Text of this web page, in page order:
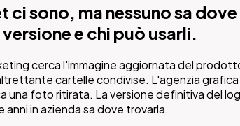
unico, intelligente e
autorizzati.
Pimcore, ogni risorsa digitale ha un posto
di approvazione definito. Chiunque trova
pubblica qualcosa che non dovrebbe.
ci sono, ma nessuno sa
e chi può usarli.
cerca l'immagine aggiornata del
cartelle condivise. L'agenzia
una foto ritirata. La versione definitiva del
anni in azienda sa dove trovarla.